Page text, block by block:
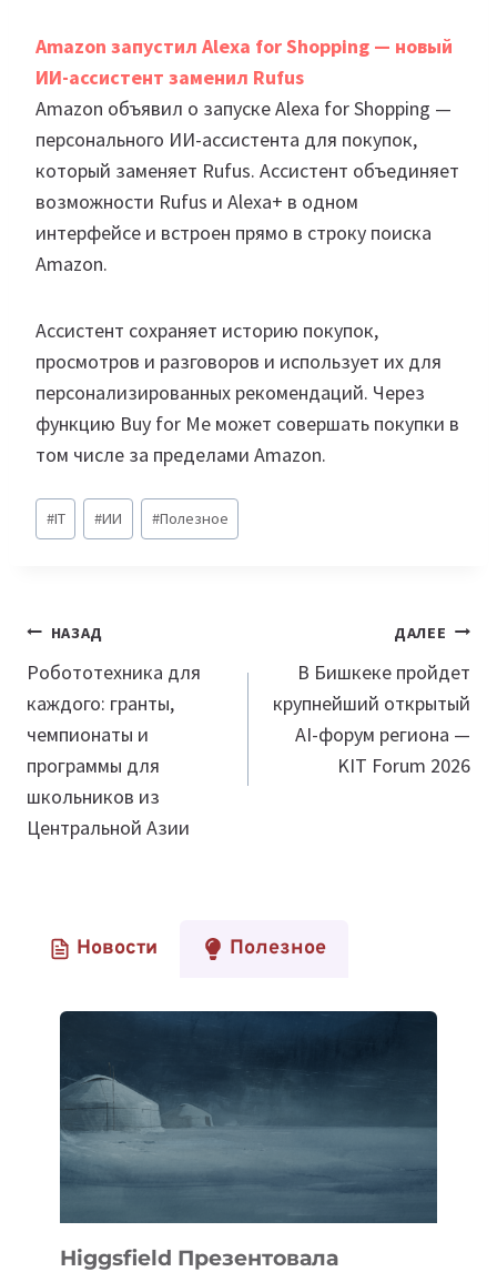
Amazon запустил Alexa for Shopping — новый
ИИ-ассистент заменил Rufus
Amazon объявил о запуске Alexa for Shopping —
персонального ИИ-ассистента для покупок,
который заменяет Rufus. Ассистент объединяет
возможности Rufus и Alexa+ в одном
интерфейсе и встроен прямо в строку поиска
Amazon.
Ассистент сохраняет историю покупок,
просмотров и разговоров и использует их для
персонализированных рекомендаций. Через
функцию Buy for Me может совершать покупки в
том числе за пределами Amazon.
Метки
записи:
#IT #ИИ #Полезное
Навигация
по
записям
НАЗАД
Робототехника для
каждого: гранты,
чемпионаты и
программы для
школьников из
Центральной Азии
ДАЛЕЕ
В Бишкеке пройдет
крупнейший открытый
AI-форум региона —
KIT Forum 2026
Новости Полезное
Higgsfield Презентовала